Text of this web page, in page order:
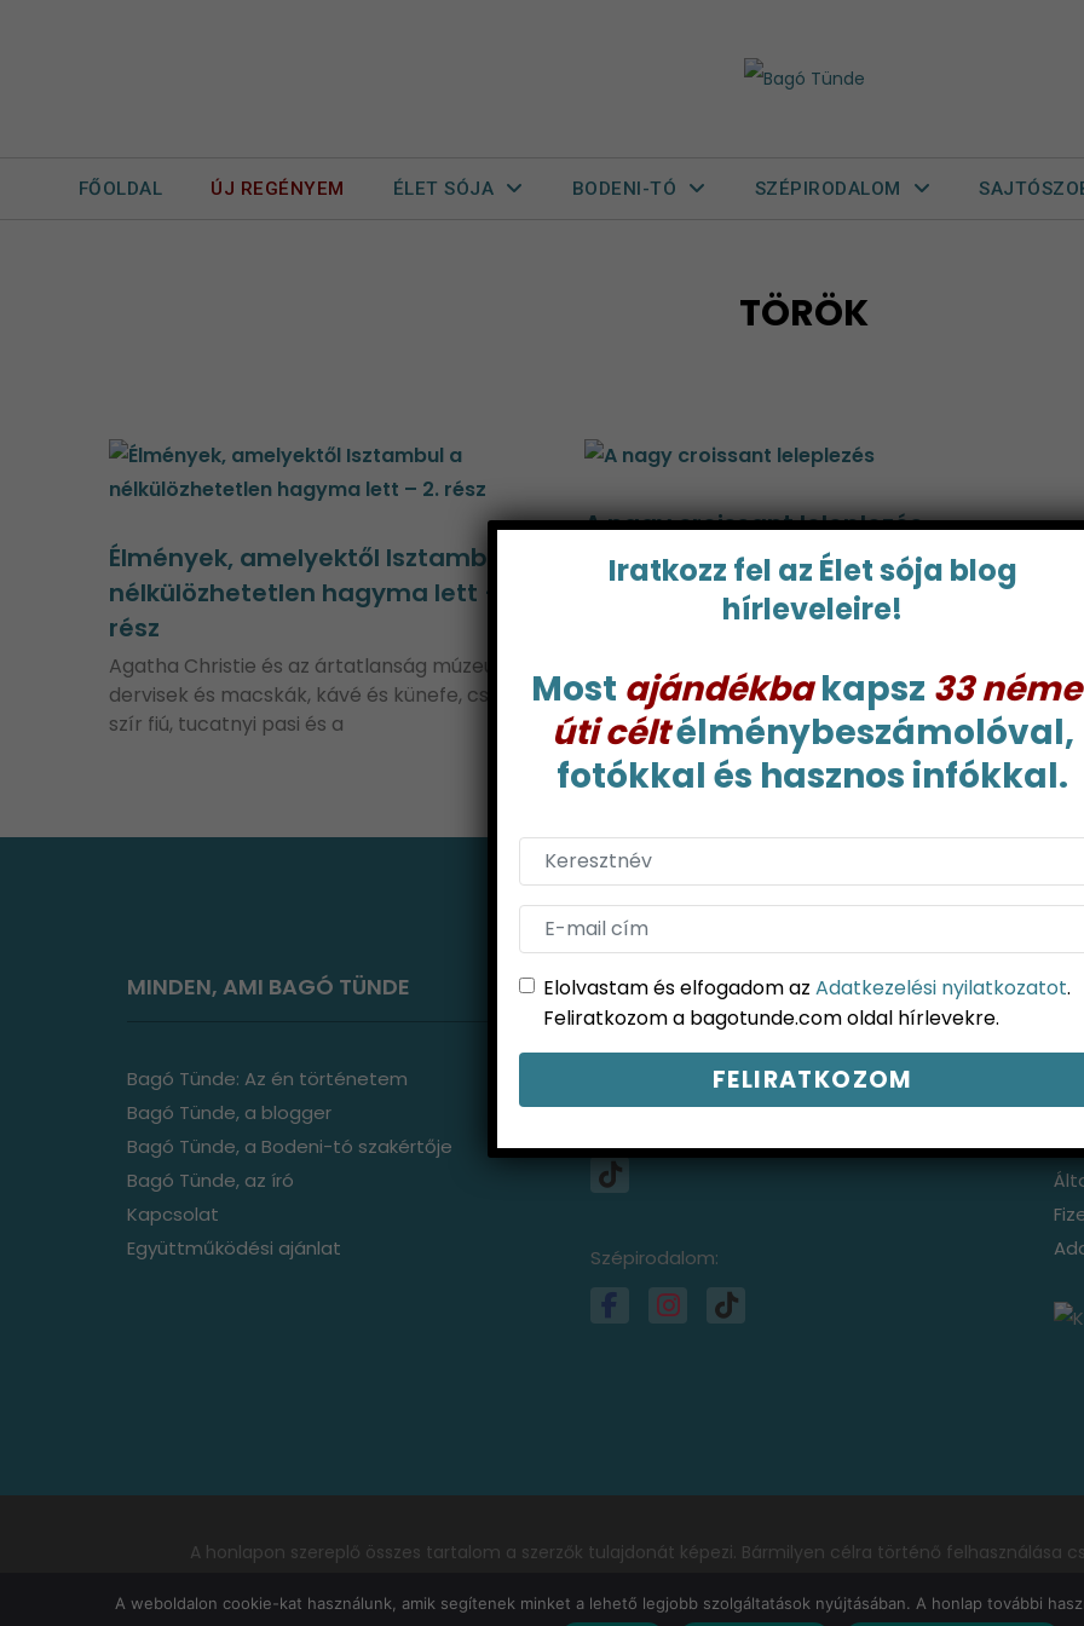
FŐOLDAL ÚJ REGÉNYEM ÉLET SÓJA BODENI-TÓ SZÉPIRODALOM
TÖRÖK
Élmények, amelyektől Isztambul a
nélkülözhetetlen hagyma lett – 2.
rész
Agatha Christie és az ártatlanság múzeuma,
dervisek és macskák, kávé és künefe, csoki és
szír fiú, tucatnyi pasi és a
A nagy croissant leleplezés
Mi az a három szó, ami eszedbe jut Párizs,
Franciország, s a franciák hallatán? Ugye nem
kellett gondolkodni, amikor kimondtad?
MINDEN, AMI BAGÓ TÜNDE
Bagó Tünde: Az én történetem
Bagó Tünde, a blogger
Bagó Tünde, a Bodeni-tó szakértője
Bagó Tünde, az író
Kapcsolat
Együttműködési ajánlat
ITT IS MEGTALÁLSZ
Bodeni-tó:
Szépirodalom:
A honlapon szereplő összes tartalom a szerzők tulajdonát képezi. Bármilyen célra történő felhasználása
Copyright © dr. Szalainé dr. Bagó Margit Tünde és dr. Szalai Krisztián. Minden
Iratkozz fel az Élet sója blog
hírleveleire!
Most ajándékbakapsz 33
úti céltélménybeszámolóval,
fotókkal és hasznos infókkal.
Elolvastam és elfogadom azAdatkezelési nyilatkozatot.
Feliratkozom a bagotunde.com oldal hírlevekre.
A weboldalon cookie-kat használunk, amik segítenek minket a lehető legjobb szolgáltatások nyújtásában. A honlap további